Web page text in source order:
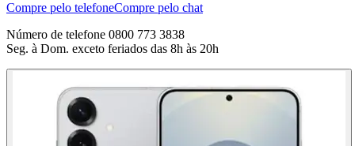
Compre pelo telefoneCompre pelo chat
Número de telefone 0800 773 3838
Seg. à Dom. exceto feriados das 8h às 20h